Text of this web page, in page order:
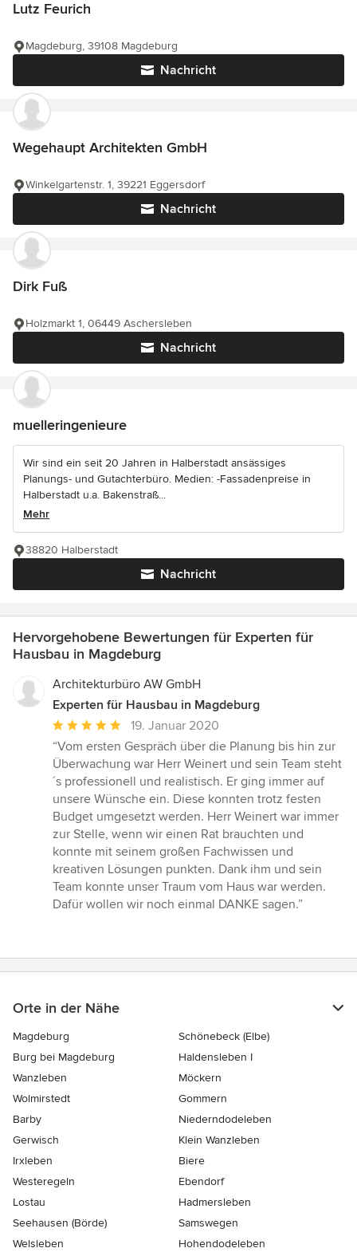
Lutz Feurich
Nachricht
Magdeburg, 39108 Magdeburg
Wegehaupt Architekten GmbH
Nachricht
Winkelgartenstr. 1, 39221 Eggersdorf
Dirk Fuß
Nachricht
Holzmarkt 1, 06449 Aschersleben
muelleringenieure
Wir sind ein seit 20 Jahren in Halberstadt ansässiges
Planungs- und Gutachterbüro. Medien: -Fassadenpreise in
Halberstadt u.a. Bakenstraß...
Mehr
Nachricht
38820 Halberstadt
Hervorgehobene Bewertungen für Experten für
Hausbau in Magdeburg
Architekturbüro AW GmbH
Experten für Hausbau in Magdeburg
Durchschnittliche
Bewertung:
5
von
5
Sternen
19. Januar 2020
“Vom ersten Gespräch über die Planung bis hin zur
Überwachung war Herr Weinert und sein Team steht
´s professionell und realistisch. Er ging immer auf
unsere Wünsche ein. Diese konnten trotz festen
Budget umgesetzt werden. Herr Weinert war immer
zur Stelle, wenn wir einen Rat brauchten und
konnte mit seinem großen Fachwissen und
kreativen Lösungen punkten. Dank ihm und sein
Team konnte unser Traum vom Haus war werden.
Dafür wollen wir noch einmal DANKE sagen.”
Orte in der Nähe
Magdeburg
Schönebeck (Elbe)
Burg bei Magdeburg
Haldensleben I
Wanzleben
Möckern
Wolmirstedt
Gommern
Barby
Niederndodeleben
Gerwisch
Klein Wanzleben
Irxleben
Biere
Westeregeln
Ebendorf
Lostau
Hadmersleben
Seehausen (Börde)
Samswegen
Welsleben
Hohendodeleben